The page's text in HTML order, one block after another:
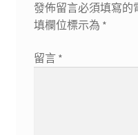
發佈留言必須填寫的
填欄位標示為 *
留言 *